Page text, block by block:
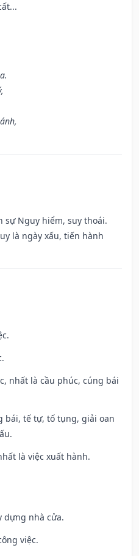
sự Nguy hiểm, suy thoái.
là ngày xấu, tiến hành
nhất là cầu phúc, cúng bái
bái, tế tự, tố tụng, giải oan
là việc xuất hành.
dựng nhà cửa.
việc.